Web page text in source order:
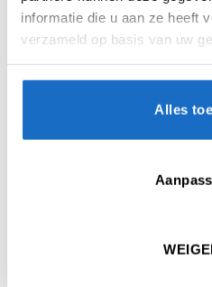
informatie die u aan ze heeft
verzameld op basis van uw
Alles
AANVULLENDE INFORMATIE